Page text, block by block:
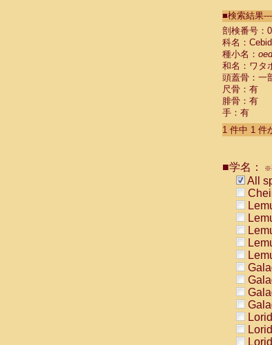
■検索結果
剖検番号：
科名：
種小名：
和名：ワタ
頭蓋骨：一
尺骨：有
腓骨：有
手：有
1 件中 1 件
■学名： ※
All